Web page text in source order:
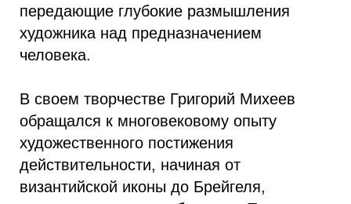
передающие глубокие размышления
художника над предназначением
человека.
В своем творчестве Григорий Михеев
обращался к многовековому опыту
художественного постижения
действительности, начиная от
византийской иконы до Брейгеля,